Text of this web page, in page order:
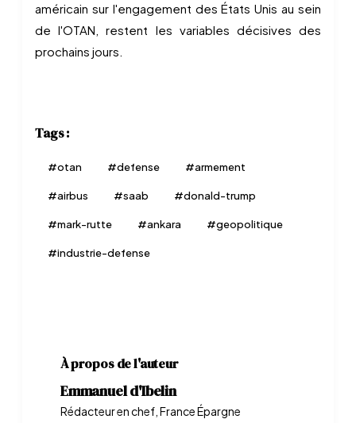
américain sur l'engagement des États Unis au sein
de l'OTAN, restent les variables décisives des
prochains jours.
Tags :
#otan #defense #armement
#airbus #saab #donald-trump
#mark-rutte #ankara #geopolitique
#industrie-defense
À propos de l'auteur
Emmanuel d'Ibelin
Rédacteur en chef, France Épargne